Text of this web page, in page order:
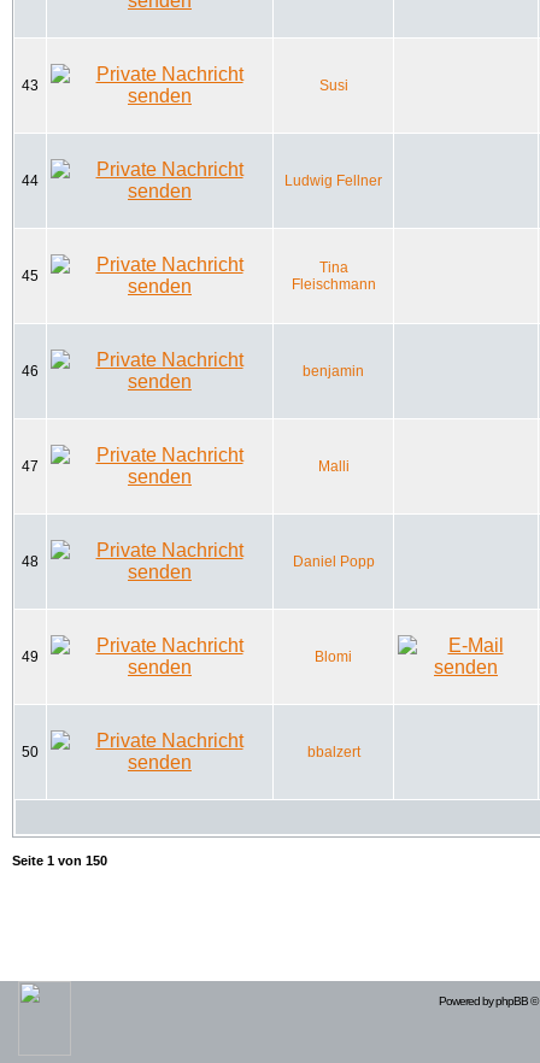
43 Susi
44 Ludwig Fellner
45
Tina
Fleischmann
46 benjamin
47 Malli
48 Daniel Popp
49 Blomi
50 bbalzert
Seite 1 von 150
Powered byphpBB©